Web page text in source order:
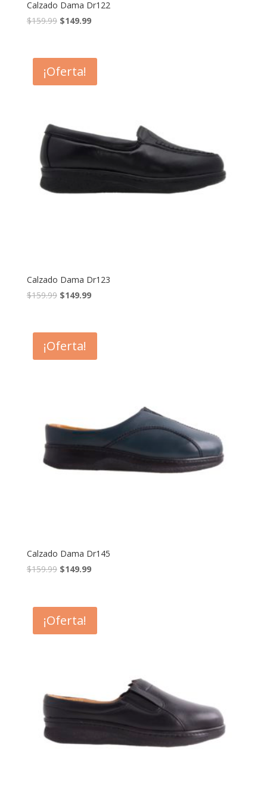
Calzado Dama Dr122
$159.99 $149.99
¡Oferta!
Calzado Dama Dr123
$159.99 $149.99
¡Oferta!
Calzado Dama Dr145
$159.99 $149.99
¡Oferta!